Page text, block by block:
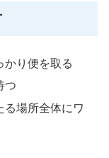
かり便を取る
つ
る場所全体にワ